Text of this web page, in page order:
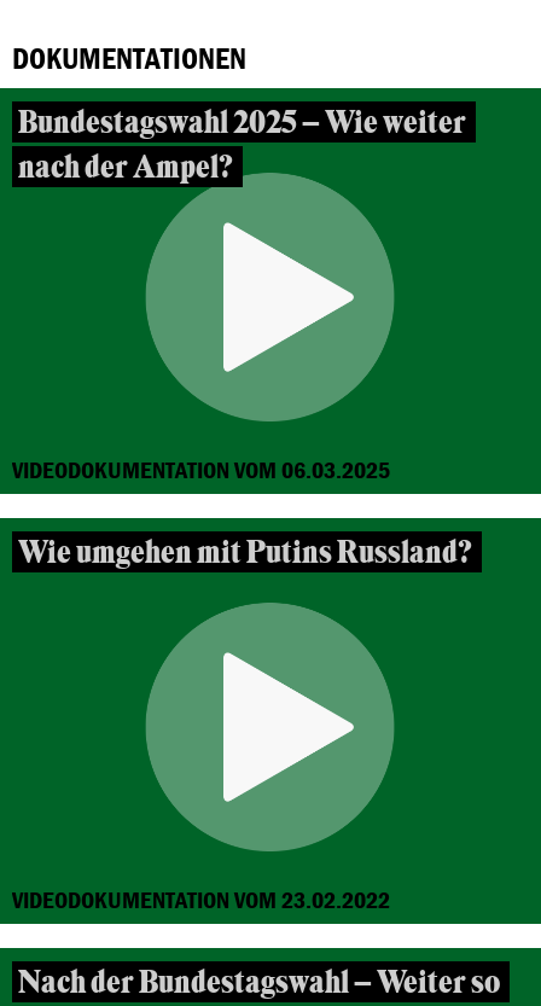
DOKUMENTATIONEN
Bundestagswahl 2025 – Wie weiter
nach der Ampel?
VIDEODOKUMENTATION VOM 06.03.2025
Wie umgehen mit Putins Russland?
VIDEODOKUMENTATION VOM 23.02.2022
Nach der Bundestagswahl – Weiter so